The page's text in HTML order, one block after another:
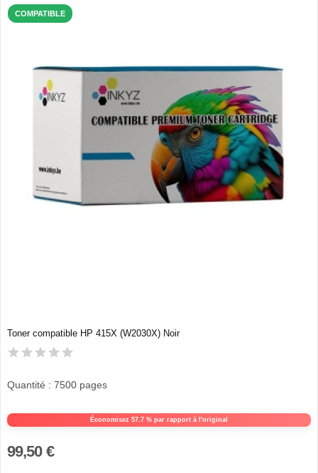
COMPATIBLE
Toner compatible HP 415X (W2030X) Noir
Économisez 57.7 % par rapport à l'original
Quantité : 7500 pages
99,50 €